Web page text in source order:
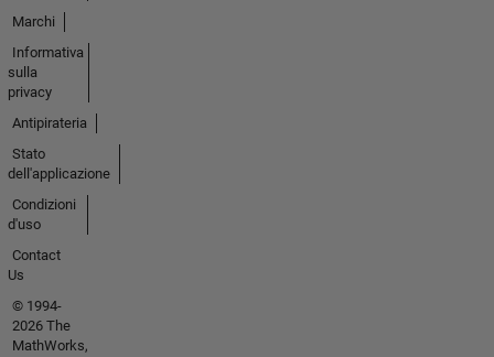
Marchi
Informativa
sulla
privacy
Antipirateria
Stato
dell'applicazione
Condizioni
d'uso
Contact
Us
© 1994-
2026 The
MathWorks,